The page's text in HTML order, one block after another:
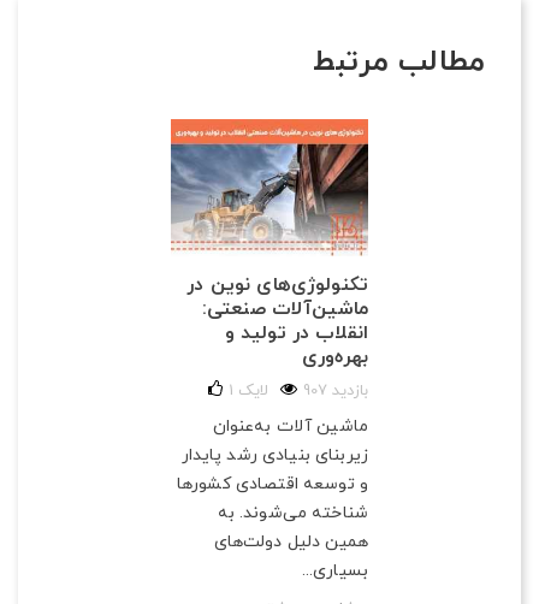
مطالب مرتبط
تکنولوژی‌های نوین در
ماشین‌آلات صنعتی:
انقلاب در تولید و
بهره‌وری
907 بازدید 1 لایک
ماشین آلات به‌عنوان
زیربنای بنیادی رشد پایدار
و توسعه اقتصادی کشورها
شناخته می‌شوند. به
همین دلیل دولت‌های
بسیاری...